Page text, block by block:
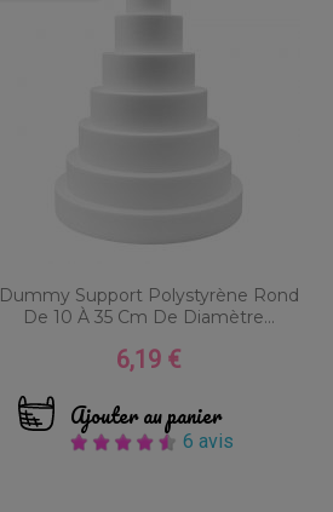
Dummy Support Polystyrène Rond
De 10 À 35 Cm De Diamètre...
Prix
6,19 €
Ajouter au panier
6 avis